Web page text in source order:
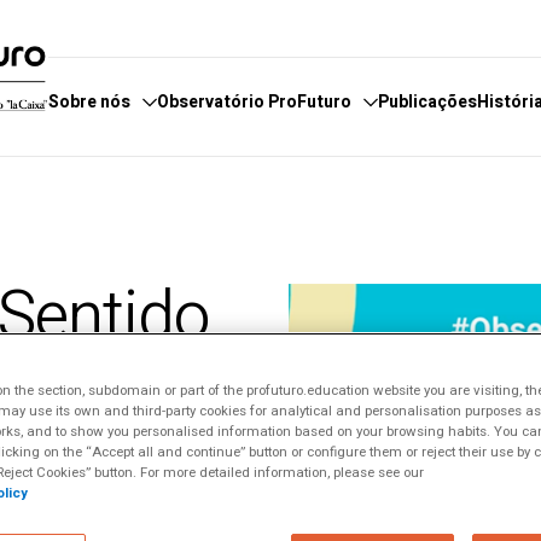
Sobre nós
de Denúncias
Observatório ProFuturo
Competências XXI
Soluções Inovadoras
Tendências
Publicações
tem
será que já
the section, subdomain or part of the profuturo.education website you are visiting,
use its own and third-party cookies for analytical and personalisation purposes
and to show you personalised information based on your browsing habits. You
on the “Accept all and continue” button or configure them or reject their use by
Cookies” button. For more detailed information, please see our